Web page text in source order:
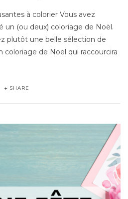
à colorier Vous avez
(ou deux) coloriage de Noël.
plutôt une belle sélection de
coloriage de Noel qui raccourcira
SHARE